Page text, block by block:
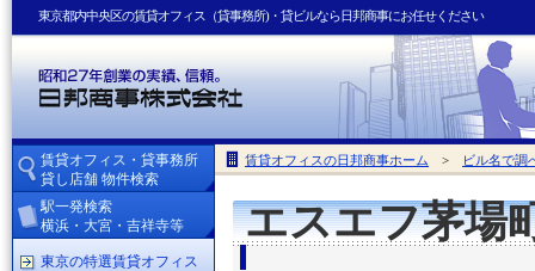
東京都内中央区の賃貸オフィス（貸事務所)・貸ビルなら日邦商事にお任せください
賃貸オフィスの日邦商事ホーム > ビル名で調
エスエフ茅場
賃貸オフィス・貸事務所
貸し店舗 物件検索
駅一発検索
横浜・大宮・吉祥寺等
東京の特選賃貸オフィス